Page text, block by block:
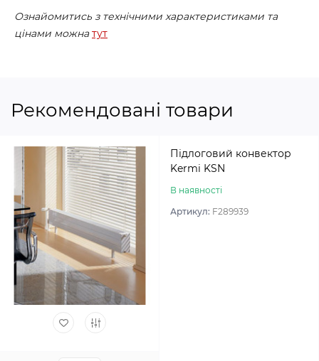
Ознайомитись з технічними характеристиками та
цінами можна тут
Рекомендовані товари
Підлоговий конвектор
Kermi KSN
В наявності
Артикул: F289939